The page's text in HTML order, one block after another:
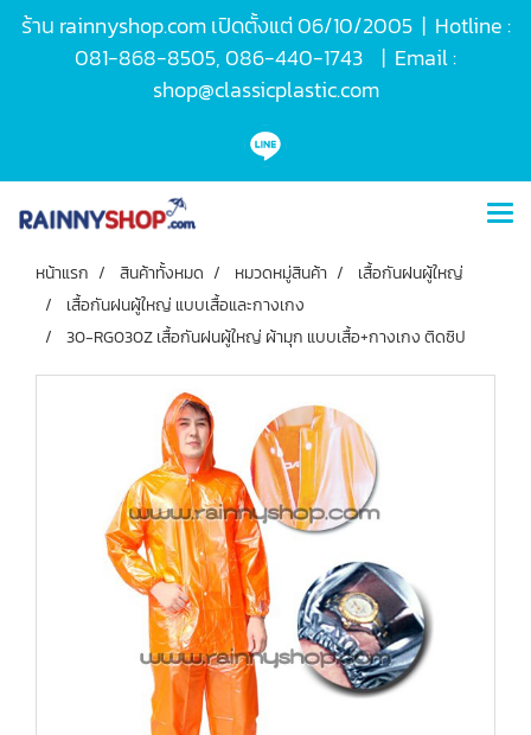
ร้าน rainnyshop.com เปิดตั้งแต่ 06/10/2005 | Hotline :
081-868-8505, 086-440-1743 | Email :
shop@classicplastic.com
หน้าแรก สินค้าทั้งหมด หมวดหมู่สินค้า
เสื้อกันฝนผู้ใหญ่
เสื้อกันฝนผู้ใหญ่ แบบเสื้อและกางเกง
30-RG030Z เสื้อกันฝนผู้ใหญ่ ผ้ามุก แบบเสื้อ+กางเกง ติดซิป